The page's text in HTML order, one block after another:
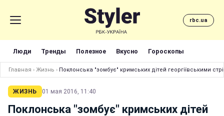
rbc.ua
Люди Тренды Полезное Вкусно Гороскопы
Главная › Жизнь › Поклонська "зомбує" кримських дітей георгіївськими
ЖИЗНЬ 01 мая 2016, 11:40
Поклонська "зомбує" кримських дітей